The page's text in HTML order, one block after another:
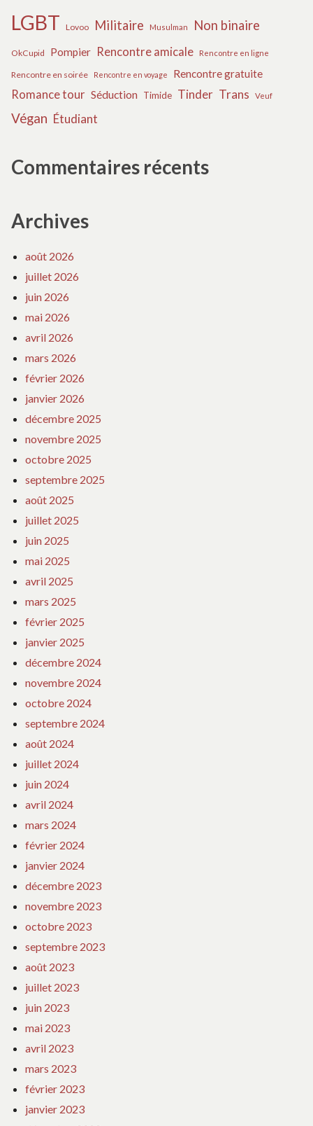
LGBT Lovoo Militaire Musulman Non binaire
OkCupid Pompier Rencontre amicale Rencontre en ligne
Rencontre en soirée Rencontre en voyage Rencontre gratuite
Romance tour Séduction Timide Tinder Trans Veuf
Végan Étudiant
Commentaires récents
Archives
août 2026
juillet 2026
juin 2026
mai 2026
avril 2026
mars 2026
février 2026
janvier 2026
décembre 2025
novembre 2025
octobre 2025
septembre 2025
août 2025
juillet 2025
juin 2025
mai 2025
avril 2025
mars 2025
février 2025
janvier 2025
décembre 2024
novembre 2024
octobre 2024
septembre 2024
août 2024
juillet 2024
juin 2024
avril 2024
mars 2024
février 2024
janvier 2024
décembre 2023
novembre 2023
octobre 2023
septembre 2023
août 2023
juillet 2023
juin 2023
mai 2023
avril 2023
mars 2023
février 2023
janvier 2023